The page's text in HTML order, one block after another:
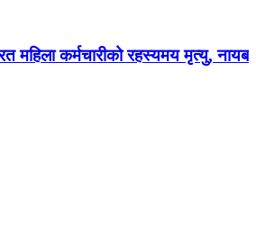
महिला कर्मचारीको रहस्यमय मृत्यु, नायब